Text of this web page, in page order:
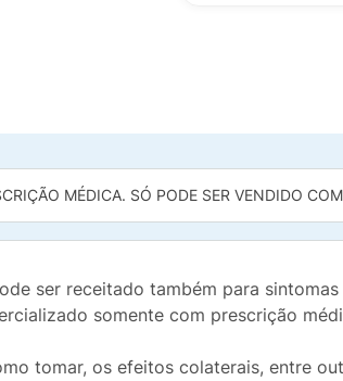
MÉDICA. SÓ PODE SER VENDIDO
ser receitado também para
somente com prescrição
tomar, os efeitos colaterais, entre